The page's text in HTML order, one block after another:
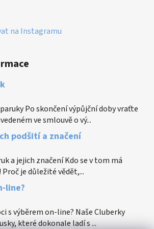
na Instagramu
Po skončení výpůjční doby vraťte
ve smlouvě o vý...
podšití a značení
a jejich značení Kdo se v tom má
Proč je důležité vědět,...
line?
s výběrem on-line? Naše Cluberky
které dokonale ladí s ...